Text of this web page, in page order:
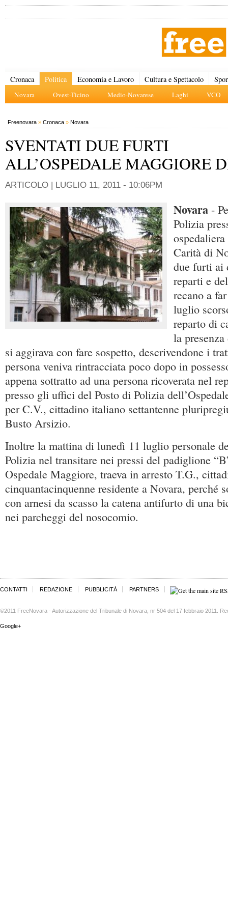
Cronaca Politica
Novara Ovest-Ticino Medio-Novarese Laghi VCO
Economia e Lavoro Cultura e Spettacolo
Freenovara » Cronaca » Novara
SVENTATI DUE FURTI
ALL’OSPEDALE MAGGIORE
ARTICOLO | LUGLIO 11, 2011 - 10:06PM
Novara -
Polizia
Carità di
due furti ai
reparti e
recano a
luglio
reparto di
la
si aggirava con fare sospetto, descrivendone i
persona veniva rintracciata poco dopo in
appena sottratto ad una persona ricoverata nel
presso gli uffici del Posto di Polizia
per C.V., cittadino italiano settantenne
Busto Arsizio.
Inoltre la mattina di lunedì 11 luglio personale
Polizia nel transitare nei pressi del padiglione
Ospedale Maggiore, traeva in arresto T.G.,
cinquantacinquenne residente a Novara, perché
con arnesi da scasso la catena antifurto di una
nei parcheggi del nosocomio.
CONTATTI REDAZIONE PUBBLICITÀ PARTNERS
©2011 FreeNovara - Autorizzazione del Tribunale di Novara, nr 504 del 17 febbraio 2011.
Google+